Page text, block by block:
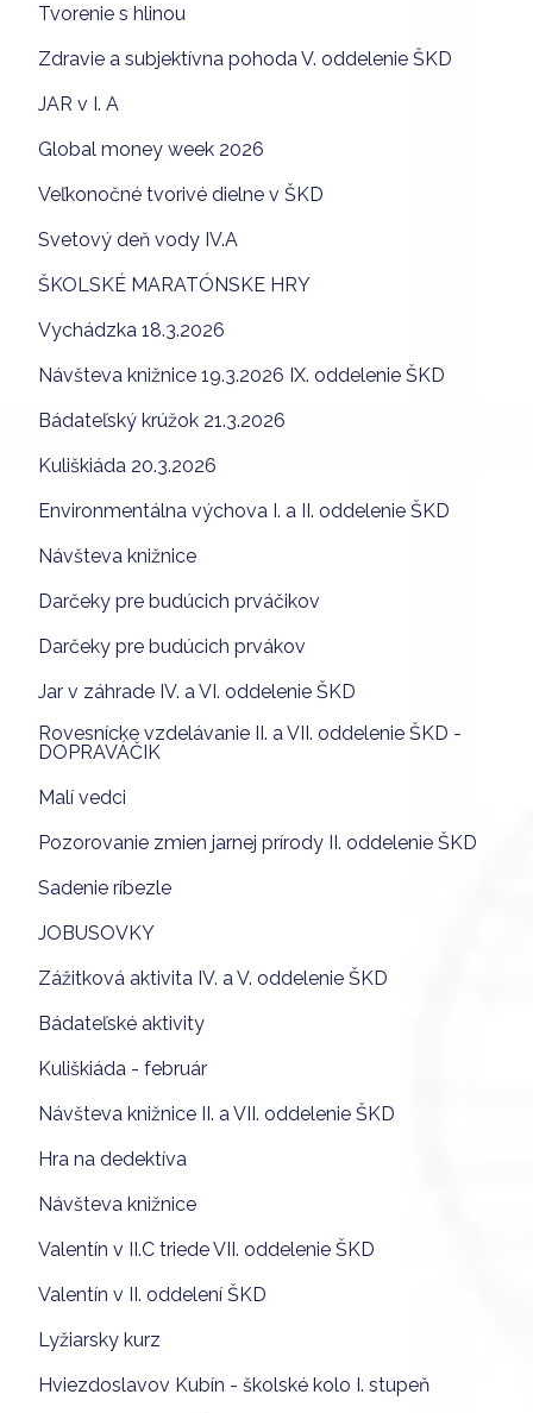
Tvorenie s hlinou
Zdravie a subjektívna pohoda V. oddelenie ŠKD
JAR v I. A
Global money week 2026
Veľkonočné tvorivé dielne v ŠKD
Svetový deň vody IV.A
ŠKOLSKÉ MARATÓNSKE HRY
Vychádzka 18.3.2026
Návšteva knižnice 19.3.2026 IX. oddelenie ŠKD
Bádateľský krúžok 21.3.2026
Kuliškiáda 20.3.2026
Environmentálna výchova I. a II. oddelenie ŠKD
Návšteva knižnice
Darčeky pre budúcich prváčikov
Darčeky pre budúcich prvákov
Jar v záhrade IV. a VI. oddelenie ŠKD
Rovesnícke vzdelávanie II. a VII. oddelenie ŠKD -
DOPRAVÁČIK
Malí vedci
Pozorovanie zmien jarnej prírody II. oddelenie ŠKD
Sadenie ríbezle
JOBUSOVKY
Zážitková aktivita IV. a V. oddelenie ŠKD
Bádateľské aktivity
Kuliškiáda - február
Návšteva knižnice II. a VII. oddelenie ŠKD
Hra na dedektíva
Návšteva knižnice
Valentín v II.C triede VII. oddelenie ŠKD
Valentín v II. oddelení ŠKD
Lyžiarsky kurz
Hviezdoslavov Kubín - školské kolo I. stupeň